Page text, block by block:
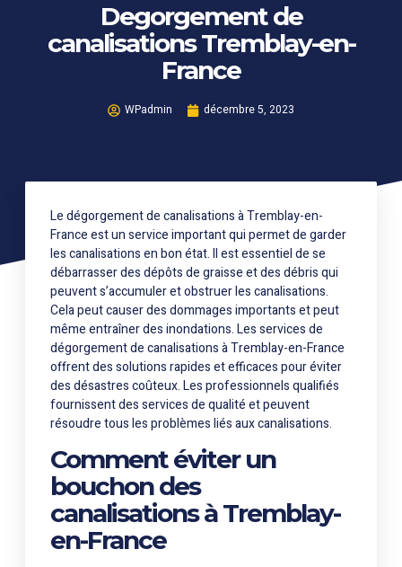
Degorgement de
canalisations Tremblay-en-
France
WPadmin décembre 5, 2023
Le dégorgement de canalisations à Tremblay-en-
France est un service important qui permet de garder
les canalisations en bon état. Il est essentiel de se
débarrasser des dépôts de graisse et des débris qui
peuvent s’accumuler et obstruer les canalisations.
Cela peut causer des dommages importants et peut
même entraîner des inondations. Les services de
dégorgement de canalisations à Tremblay-en-France
offrent des solutions rapides et efficaces pour éviter
des désastres coûteux. Les professionnels qualifiés
fournissent des services de qualité et peuvent
résoudre tous les problèmes liés aux canalisations.
Comment éviter un
bouchon des
canalisations à Tremblay-
en-France